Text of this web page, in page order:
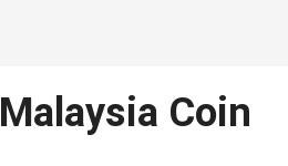
Malaysia Coin